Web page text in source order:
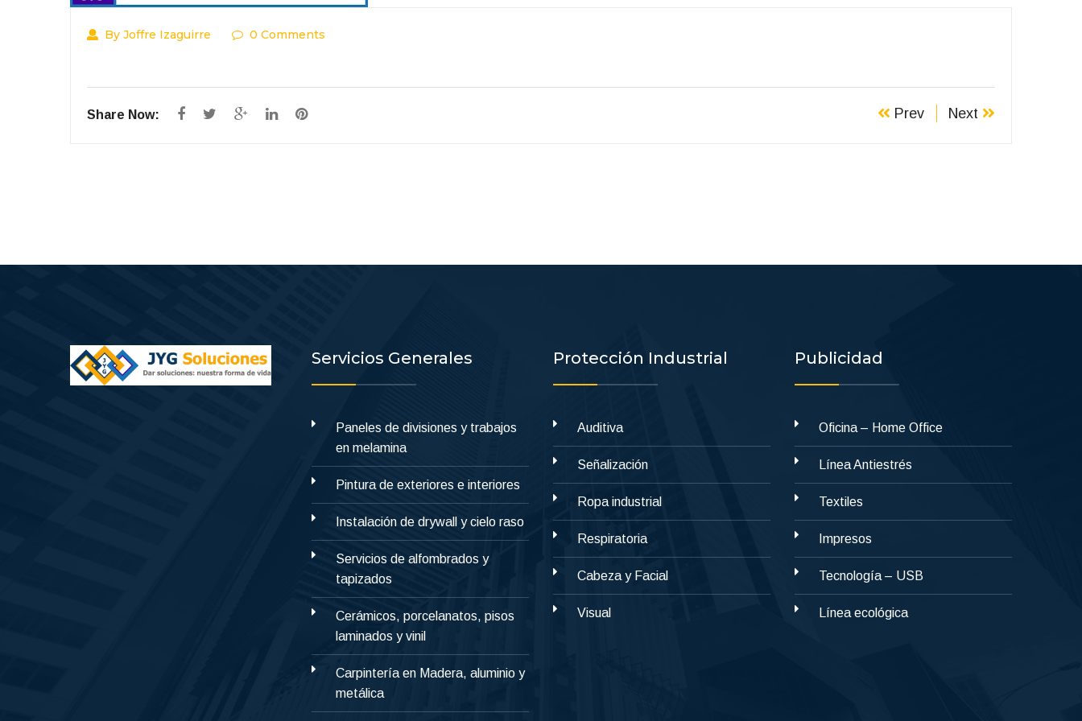
By Joffre Izaguirre 0 Comments
Share Now: Prev Next
Servicios Generales
Paneles de divisiones y trabajos
en melamina
Pintura de exteriores e interiores
Instalación de drywall y cielo raso
Servicios de alfombrados y
tapizados
Cerámicos, porcelanatos, pisos
laminados y vinil
Carpintería en Madera, aluminio y
metálica
Protección Industrial
Auditiva
Señalización
Ropa industrial
Respiratoria
Cabeza y Facial
Visual
Publicidad
Oficina – Home Office
Línea Antiestrés
Textiles
Impresos
Tecnología – USB
Línea ecológica